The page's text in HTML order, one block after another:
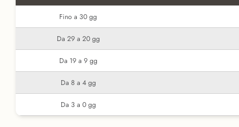
Fino a 30 gg
Da 29 a 20 gg
Da 19 a 9 gg
Da 8 a 4 gg
Da 3 a 0 gg